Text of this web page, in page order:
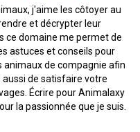
j'aime les côtoyer au
et décrypter leur
ce domaine me permet de
astuces et conseils pour
de compagnie afin
de satisfaire votre
Écrire pour Animalaxy
la passionnée que je suis.